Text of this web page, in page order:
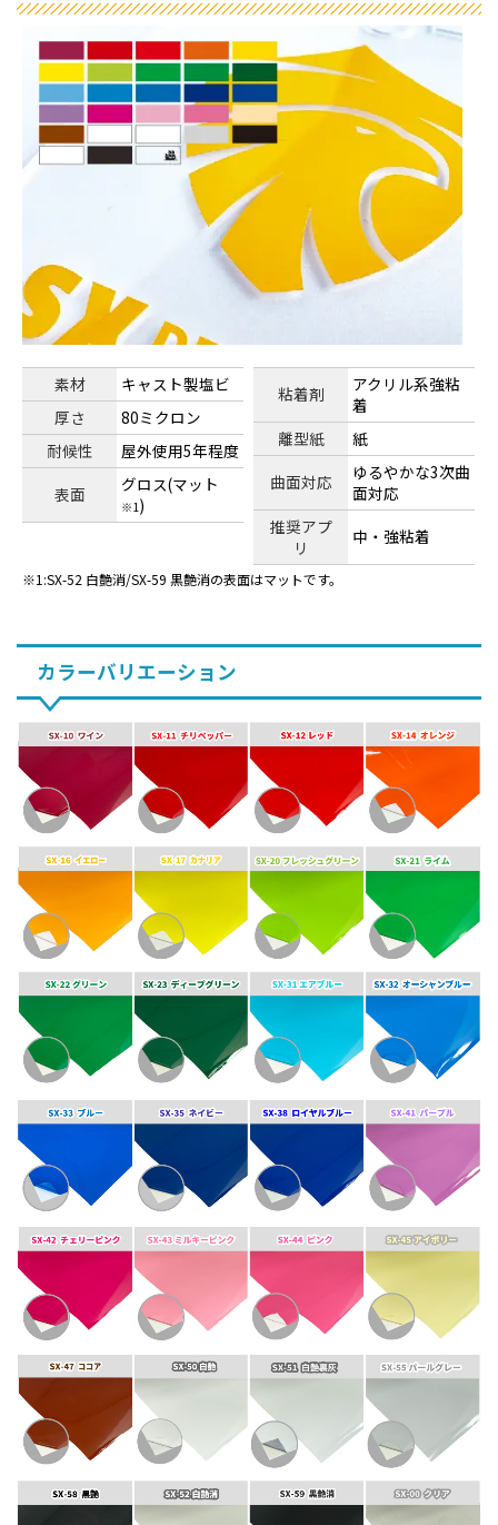
素材
キャスト製塩ビ
厚さ
80ミクロン
耐候性
屋外使用5年程度
表面
グロス(マット
※1 )
粘着剤
アクリル系強粘
着
離型紙
紙
曲面対応
ゆるやかな3次曲
面対応
推奨アプ
リ
中・強粘着
1:SX-52 白艶消/SX-59 黒艶消の表面はマットです。
カラーバリエーション